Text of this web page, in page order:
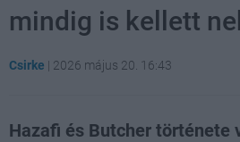
mindig is kellett
Csirke | 2026 május 20. 16:43
Hazafi és Butcher története